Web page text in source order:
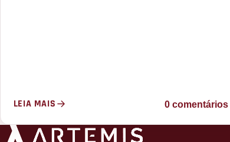
LEIA MAIS 0 comentários